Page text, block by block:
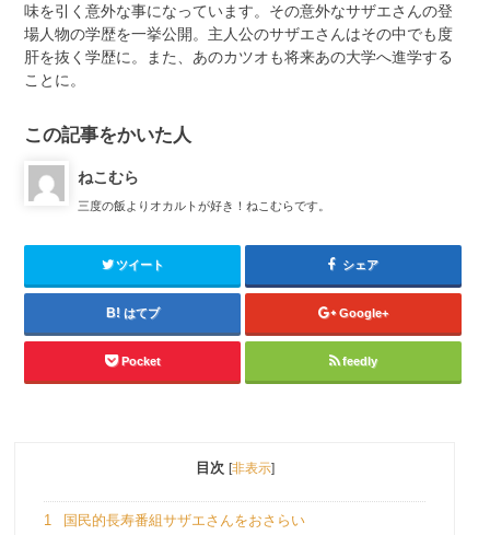
味を引く意外な事になっています。その意外なサザエさんの登
場人物の学歴を一挙公開。主人公のサザエさんはその中でも度
肝を抜く学歴に。また、あのカツオも将来あの大学へ進学する
ことに。
この記事をかいた人
ねこむら
三度の飯よりオカルトが好き！ねこむらです。
ツイート シェア
はてブ Google+
Pocket feedly
目次 [非表示]
1 国民的長寿番組サザエさんをおさらい